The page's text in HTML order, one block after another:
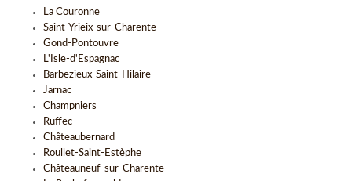
La Couronne
Saint-Yrieix-sur-Charente
Gond-Pontouvre
L'Isle-d'Espagnac
Barbezieux-Saint-Hilaire
Jarnac
Champniers
Ruffec
Châteaubernard
Roullet-Saint-Estèphe
Châteauneuf-sur-Charente